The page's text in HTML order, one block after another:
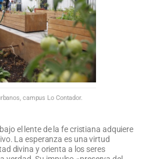
campus Lo Contador.
el lente de la fe cristiana adquiere
La esperanza es una virtud
divina y orienta a los seres